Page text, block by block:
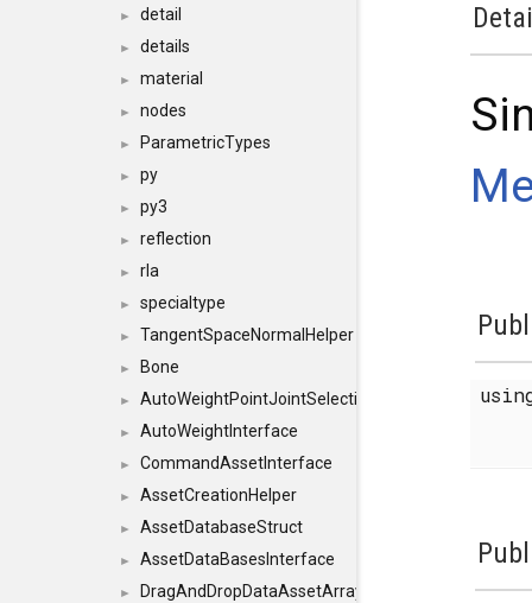
► detail
► details
► material
► nodes
► ParametricTypes
► py
► py3
► reflection
► rla
► specialtype
► TangentSpaceNormalHelper
► Bone
► AutoWeightPointJointSelections
► AutoWeightInterface
► CommandAssetInterface
► AssetCreationHelper
► AssetDatabaseStruct
► AssetDataBasesInterface
► DragAndDropDataAssetArray